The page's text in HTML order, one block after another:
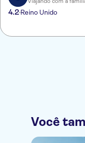
4.2 Reino Unido
Você